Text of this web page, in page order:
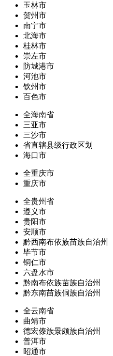
玉林市
贺州市
南宁市
北海市
桂林市
崇左市
防城港市
河池市
钦州市
百色市
全海南省
三亚市
三沙市
省直辖县级行政区划
海口市
全重庆市
重庆市
全贵州省
遵义市
贵阳市
安顺市
黔西南布依族苗族自治州
毕节市
铜仁市
六盘水市
黔南布依族苗族自治州
黔东南苗族侗族自治州
全云南省
曲靖市
德宏傣族景颇族自治州
普洱市
昭通市